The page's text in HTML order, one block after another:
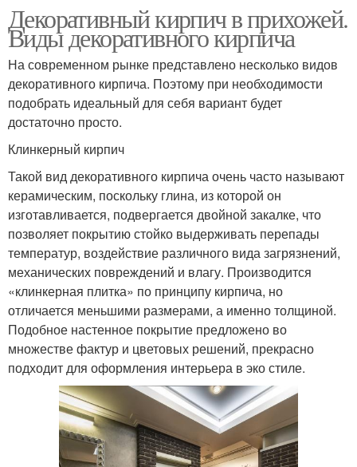
Декоративный кирпич в прихожей.
Виды декоративного кирпича
На современном рынке представлено несколько видов
декоративного кирпича. Поэтому при необходимости
подобрать идеальный для себя вариант будет
достаточно просто.
Клинкерный кирпич
Такой вид декоративного кирпича очень часто называют
керамическим, поскольку глина, из которой он
изготавливается, подвергается двойной закалке, что
позволяет покрытию стойко выдерживать перепады
температур, воздействие различного вида загрязнений,
механических повреждений и влагу. Производится
«клинкерная плитка» по принципу кирпича, но
отличается меньшими размерами, а именно толщиной.
Подобное настенное покрытие предложено во
множестве фактур и цветовых решений, прекрасно
подходит для оформления интерьера в эко стиле.